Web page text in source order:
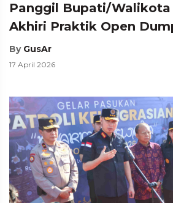
Panggil Bupati/
Akhiri Praktik Open
By GusAr
17 April 2026